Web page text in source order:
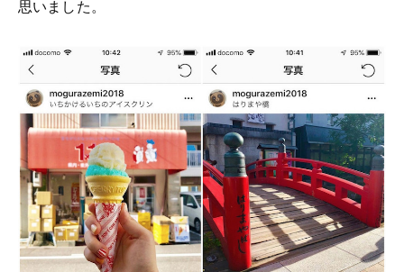
思いました。